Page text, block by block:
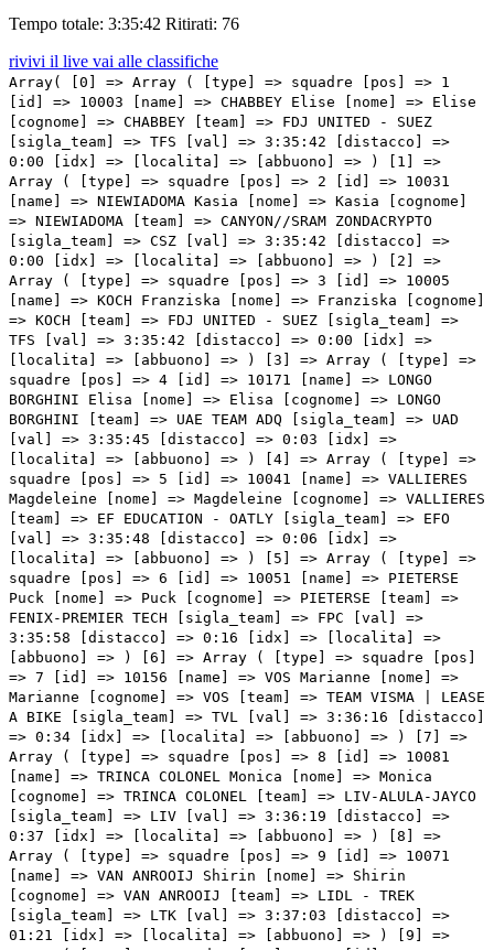
Tempo totale: 3:35:42 Ritirati: 76
rivivi il live vai alle classifiche
Array( [0] => Array ( [type] => squadre [pos] => 1 [id] => 10003 [name] => CHABBEY Elise [nome] => Elise [cognome] => CHABBEY [team] => FDJ UNITED - SUEZ [sigla_team] => TFS [val] => 3:35:42 [distacco] => 0:00 [idx] => [localita] => [abbuono] => ) [1] => Array ( [type] => squadre [pos] => 2 [id] => 10031 [name] => NIEWIADOMA Kasia [nome] => Kasia [cognome] => NIEWIADOMA [team] => CANYON//SRAM ZONDACRYPTO [sigla_team] => CSZ [val] => 3:35:42 [distacco] => 0:00 [idx] => [localita] => [abbuono] => ) [2] => Array ( [type] => squadre [pos] => 3 [id] => 10005 [name] => KOCH Franziska [nome] => Franziska [cognome] => KOCH [team] => FDJ UNITED - SUEZ [sigla_team] => TFS [val] => 3:35:42 [distacco] => 0:00 [idx] => [localita] => [abbuono] => ) [3] => Array ( [type] => squadre [pos] => 4 [id] => 10171 [name] => LONGO BORGHINI Elisa [nome] => Elisa [cognome] => LONGO BORGHINI [team] => UAE TEAM ADQ [sigla_team] => UAD [val] => 3:35:45 [distacco] => 0:03 [idx] => [localita] => [abbuono] => ) [4] => Array ( [type] => squadre [pos] => 5 [id] => 10041 [name] => VALLIERES Magdeleine [nome] => Magdeleine [cognome] => VALLIERES [team] => EF EDUCATION - OATLY [sigla_team] => EFO [val] => 3:35:48 [distacco] => 0:06 [idx] => [localita] => [abbuono] => ) [5] => Array ( [type] => squadre [pos] => 6 [id] => 10051 [name] => PIETERSE Puck [nome] => Puck [cognome] => PIETERSE [team] => FENIX-PREMIER TECH [sigla_team] => FPC [val] => 3:35:58 [distacco] => 0:16 [idx] => [localita] => [abbuono] => ) [6] => Array ( [type] => squadre [pos] => 7 [id] => 10156 [name] => VOS Marianne [nome] => Marianne [cognome] => VOS [team] => TEAM VISMA | LEASE A BIKE [sigla_team] => TVL [val] => 3:36:16 [distacco] => 0:34 [idx] => [localita] => [abbuono] => ) [7] => Array ( [type] => squadre [pos] => 8 [id] => 10081 [name] => TRINCA COLONEL Monica [nome] => Monica [cognome] => TRINCA COLONEL [team] => LIV-ALULA-JAYCO [sigla_team] => LIV [val] => 3:36:19 [distacco] => 0:37 [idx] => [localita] => [abbuono] => ) [8] => Array ( [type] => squadre [pos] => 9 [id] => 10071 [name] => VAN ANROOIJ Shirin [nome] => Shirin [cognome] => VAN ANROOIJ [team] => LIDL - TREK [sigla_team] => LTK [val] => 3:37:03 [distacco] => 01:21 [idx] => [localita] => [abbuono] => ) [9] => Array ( [type] => squadre [pos] => 10 [id] => 10073 [name] => FISHER-BLACK Niamh [nome] => Niamh [cognome] => FISHER-BLACK [team] => LIDL - TREK [sigla_team] => LTK [val] => 3:37:29 [distacco] => 01:47 [idx] => [localita] => [abbuono] => ) [10] => Array ( [type] => squadre [pos] => 11 [id] => 10046 [name] => RÜEGG Noemi [nome] => Noemi [cognome] => RÜEGG [team] => EF EDUCATION - OATLY [sigla_team] => EFO [val] => 3:38:11 [distacco] => 02:29 [idx] => [localita] => [abbuono] => ) [11] => Array ( [type] => squadre [pos] => 12 [id] => 10176 [name] => WLODARCZYK Dominika [nome] => Dominika [cognome] => WLODARCZYK [team] => UAE TEAM ADQ [sigla_team] => UAD [val] => 3:38:49 [distacco] => 03:07 [idx] => [localita] => [abbuono] => ) [12] => Array ( [type] => squadre [pos] => 13 [id] => 10101 [name] => LIPPERT Liane [nome] => Liane [cognome] => LIPPERT [team] => MOVISTAR TEAM [sigla_team] => MOV [val] => 3:39:10 [distacco] => 03:28 [idx] => [localita] => [abbuono] => ) [13] => Array ( [type] => squadre [pos] => 14 [id] => 10185 [name] => OTTESTAD Mie Bjørndal [nome] => Mie Bjørndal [cognome] => OTTESTAD [team] => UNO-X MOBILITY [sigla_team] => UXM [val] => 3:39:32 [distacco] => 03:50 [idx] => [localita] => [abbuono] => ) [14] => Array ( [type] => squadre [pos] => 15 [id] => 10183 [name] => HAUGSET Sigrid Ytterhus [nome] => Sigrid Ytterhus [cognome] => HAUGSET [team] => UNO-X MOBILITY [sigla_team] => UXM [val] => 3:41:26 [distacco] => 05:44 [idx] => [localita] => [abbuono] => ) [15] => Array ( [type] => squadre [pos] => 16 [id] => 10054 [name] => PERKINS Flora [nome] => Flora [cognome] => PERKINS [team] => FENIX-PREMIER TECH [sigla_team] => FPC [val] => 3:41:39 [distacco] => 05:57 [idx] => [localita] => [abbuono] => ) [16] => Array ( [type] => squadre [pos] => 17 [id] => 10044 [name] => KERBAOL Cedrine [nome] => Cedrine [cognome] => KERBAOL [team] => EF EDUCATION - OATLY [sigla_team] => EFO [val] => 3:41:44 [distacco] => 06:02 [idx] => [localita] => [abbuono] => ) [17] => Array ( [type] => squadre [pos] => 18 [id] => 10145 [name] => VAN DER BREGGEN Anna [nome] => Anna [cognome] => VAN DER BREGGEN [team] => TEAM SD WORX - PROTIME [sigla_team] => SDW [val] => 3:41:57 [distacco] => 06:15 [idx] => [localita] => [abbuono] => ) [18] => Array ( [type] => squadre [pos] => 19 [id] => 10172 [name] => BLASI Paula [nome] => Paula [cognome] => BLASI [team] => UAE TEAM ADQ [sigla_team] => UAD [val] => 3:41:57 [distacco] => 06:15 [idx] => [localita] => [abbuono] => ) [19] => Array ( [type] => squadre [pos] => 20 [id] => 10001 [name] => VOLLERING Demi [nome] => Demi [cognome] => VOLLERING [team] => FDJ UNITED - SUEZ [sigla_team] => TFS [val] => 3:41:57 [distacco] => 06:15 [idx] => [localita] => [abbuono] => ) [20] => Array ( [type] => squadre [pos] => 21 [id] => 10015 [name] => GHEKIERE Justine [nome] => Justine [cognome] => GHEKIERE [team] => AG INSURANCE - SOUDAL TEAM [sigla_team] => AGS [val] => 3:41:57 [distacco] => 06:15 [idx] => [localita] => [abbuono] => ) [21] => Array ( [type] => squadre [pos] => 22 [id] => 10011 [name] => LE COURT Kimberley [nome] => Kimberley [cognome] => LE COURT [team] => AG INSURANCE - SOUDAL TEAM [sigla_team] => AGS [val] => 3:41:57 [distacco] => 06:15 [idx] => [localita] => [abbuono] => ) [22] => Array ( [type] => squadre [pos] => 23 [id] => 10074 [name] => MARKUS Riejanne [nome] => Riejanne [cognome] => MARKUS [team] => LIDL - TREK [sigla_team] => LTK [val] => 3:42:00 [distacco] => 06:18 [idx] => [localita] => [abbuono] => ) [23] => Array ( [type] => squadre [pos] => 24 [id] => 10131 [name] => CIABOCCO Eleonora [nome] => Eleonora [cognome] => CIABOCCO [team] => TEAM PICNIC POSTNL [sigla_team] => TPP [val] => 3:42:03 [distacco] => 06:21 [idx] => [localita] => [abbuono] => ) [24] => Array ( [type] => squadre [pos] => 25